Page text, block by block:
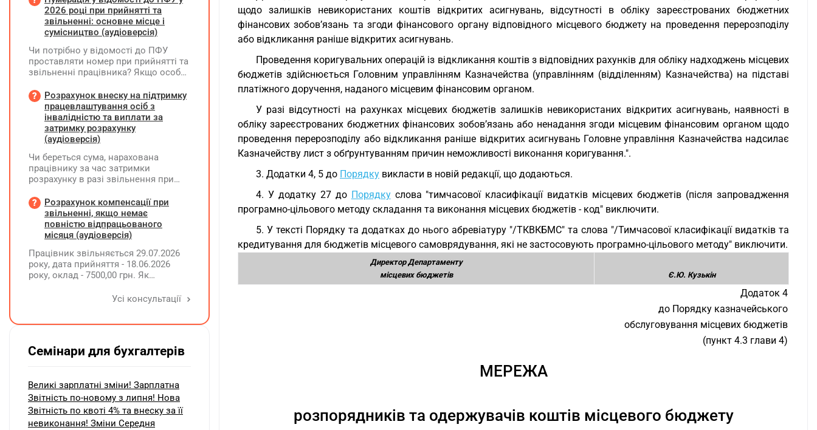
щодо залишків невикористаних коштів відкритих асигнувань, відсутності в обліку зареєстрованих бюджетних
фінансових зобов’язань та згоди фінансового органу відповідного місцевого бюджету на проведення перерозподілу
або відкликання раніше відкритих асигнувань.
Проведення коригувальних операцій із відкликання коштів з відповідних рахунків для обліку надходжень місцевих
бюджетів здійснюється Головним управлінням Казначейства (управлінням (відділенням) Казначейства) на підставі
платіжного доручення, наданого місцевим фінансовим органом.
У разі відсутності на рахунках місцевих бюджетів залишків невикористаних відкритих асигнувань, наявності в
обліку зареєстрованих бюджетних фінансових зобов’язань або ненадання згоди місцевим фінансовим органом щодо
проведення перерозподілу або відкликання раніше відкритих асигнувань Головне управління Казначейства надсилає
Казначейству лист з обґрунтуванням причин неможливості виконання коригування.".
3. Додатки 4, 5 до Порядку викласти в новій редакції, що додаються.
4. У додатку 27 до Порядкуслова "тимчасової класифікації видатків місцевих бюджетів (після запровадження
програмно-цільового методу складання та виконання місцевих бюджетів - код" виключити.
5. У тексті Порядку та додатках до нього абревіатуру "/ТКВКБМС" та слова "/Тимчасової класифікації видатків та
кредитування для бюджетів місцевого самоврядування, які не застосовують програмно-цільового методу" виключити.
Директор Департаменту
місцевих бюджетів
Є.Ю. Кузькін
Додаток 4
до Порядку казначейського
обслуговування місцевих бюджетів
(пункт 4.3 глави 4)
МЕРЕЖА
розпорядників та одержувачів коштів місцевого бюджету
призупинення діяльності
підприємства?
2026 році при прийнятті та
звільненні: основне місце і
сумісництво (аудіоверсія)
Чи потрібно у відомості до ПФУ
проставляти номер при прийнятті та
звільненні працівника? Якщо особа
місцем роботи та за сумісництвом,
чи рахується це як два роботодавці?
Розрахунок внеску на підтримку
працевлаштування осіб з
інвалідністю та виплати за
затримку розрахунку
(аудіоверсія)
Чи береться сума, нарахована
працівнику за час затримки
розрахунку в разі звільнення при
заробітної плати (винагороди), для
розрахунку внеску на підтримку
працевлаштування осіб з
інвалідністю?
Розрахунок компенсації при
звільненні, якщо немає
повністю відпрацьованого
місяця (аудіоверсія)
Працівник звільняється 29.07.2026
року, дата прийняття - 18.06.2026
року, оклад - 7500,00 грн. Як
невикористаних днів відпустки при
Усі консультації
Семінари для бухгалтерів
Великі зарплатні зміни! Зарплатна
Звітність по-новому з липня! Нова
Звітність по квоті 4% та внеску за її
невиконання! Зміни Середня